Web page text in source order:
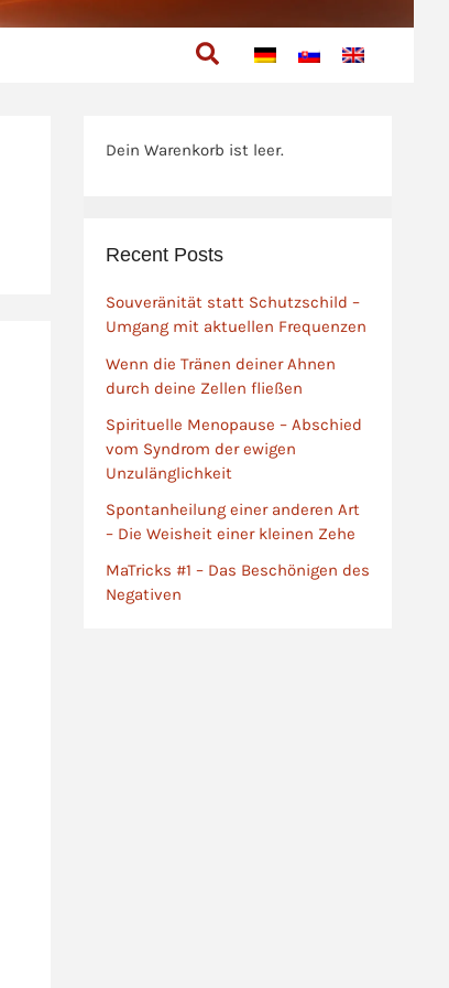
Suchen
Dein Warenkorb ist leer.
Recent Posts
Souveränität statt Schutzschild –
Umgang mit aktuellen Frequenzen
Wenn die Tränen deiner Ahnen
durch deine Zellen fließen
Spirituelle Menopause – Abschied
vom Syndrom der ewigen
Unzulänglichkeit
Spontanheilung einer anderen Art
– Die Weisheit einer kleinen Zehe
MaTricks #1 – Das Beschönigen des
Negativen